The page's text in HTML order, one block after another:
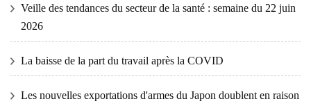
Veille des tendances du secteur de la santé : semaine du 22 juin
2026
La baisse de la part du travail après la COVID
Les nouvelles exportations d'armes du Japon doublent en raison